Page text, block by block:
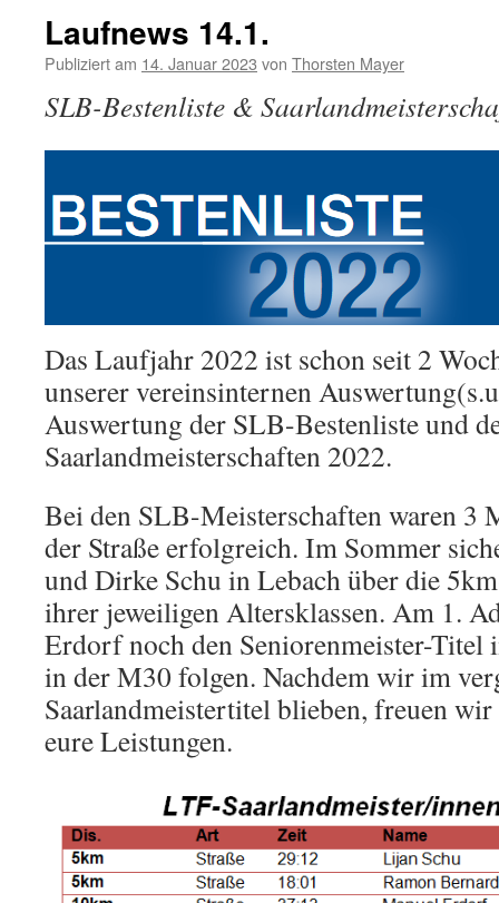
Laufnews 14.1.
Publiziert am 14. Januar 2023 von Thorsten Mayer
SLB-Bestenliste &
Das Laufjahr 2022 ist schon seit 2
unserer vereinsinternen
Auswertung der SLB-Bestenliste und
Saarlandmeisterschaften 2022.
Bei den SLB-Meisterschaften waren 3
der Straße erfolgreich. Im Sommer
und Dirke Schu in Lebach über die
ihrer jeweiligen Altersklassen. Am 1.
Erdorf noch den Seniorenmeister-Titel
in der M30 folgen. Nachdem wir im
Saarlandmeistertitel blieben, freuen
eure Leistungen.